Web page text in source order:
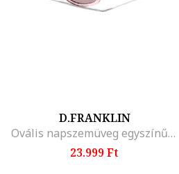
D.FRANKLIN
Ovális napszemüveg egyszínű lencsékkel, Halvány rózsaszín
23.999 Ft